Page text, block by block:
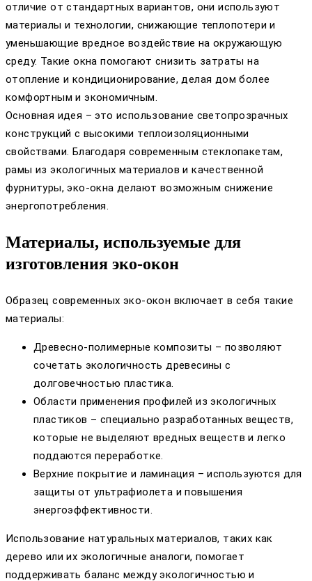
отличие от стандартных вариантов, они используют
материалы и технологии, снижающие теплопотери и
уменьшающие вредное воздействие на окружающую
среду. Такие окна помогают снизить затраты на
отопление и кондиционирование, делая дом более
комфортным и экономичным.
Основная идея – это использование светопрозрачных
конструкций с высокими теплоизоляционными
свойствами. Благодаря современным стеклопакетам,
рамы из экологичных материалов и качественной
фурнитуры, эко-окна делают возможным снижение
энергопотребления.
Материалы, используемые для
изготовления эко-окон
Образец современных эко-окон включает в себя такие
материалы:
Древесно-полимерные композиты – позволяют
сочетать экологичность древесины с
долговечностью пластика.
Области применения профилей из экологичных
пластиков – специально разработанных веществ,
которые не выделяют вредных веществ и легко
поддаются переработке.
Верхние покрытие и ламинация – используются для
защиты от ультрафиолета и повышения
энергоэффективности.
Использование натуральных материалов, таких как
дерево или их экологичные аналоги, помогает
поддерживать баланс между экологичностью и